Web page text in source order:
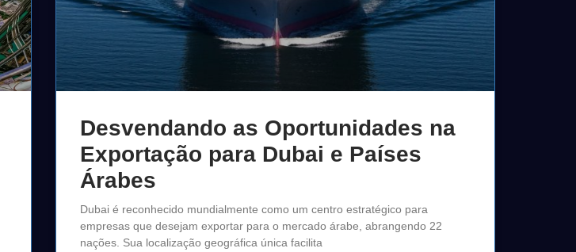
Desvendando as Oportunidades na
Exportação para Dubai e Países
Árabes
Dubai é reconhecido mundialmente como um centro estratégico para
empresas que desejam exportar para o mercado árabe, abrangendo 22
nações. Sua localização geográfica única facilita